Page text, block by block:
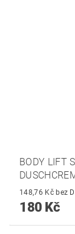
BODY LIFT
148,76 Kč
180 Kč